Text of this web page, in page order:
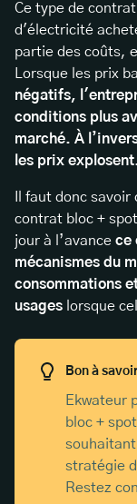
Ce type de
d'électricité
partie des coûts,
Lorsque les prix
négatifs,
conditions plus
marché. À
les prix
Il faut donc
contrat bloc +
jour à l’avance ce
mécanismes du
consommations
usages lorsque
Bon à
Ekwateur
bloc +
stratégie
Restez